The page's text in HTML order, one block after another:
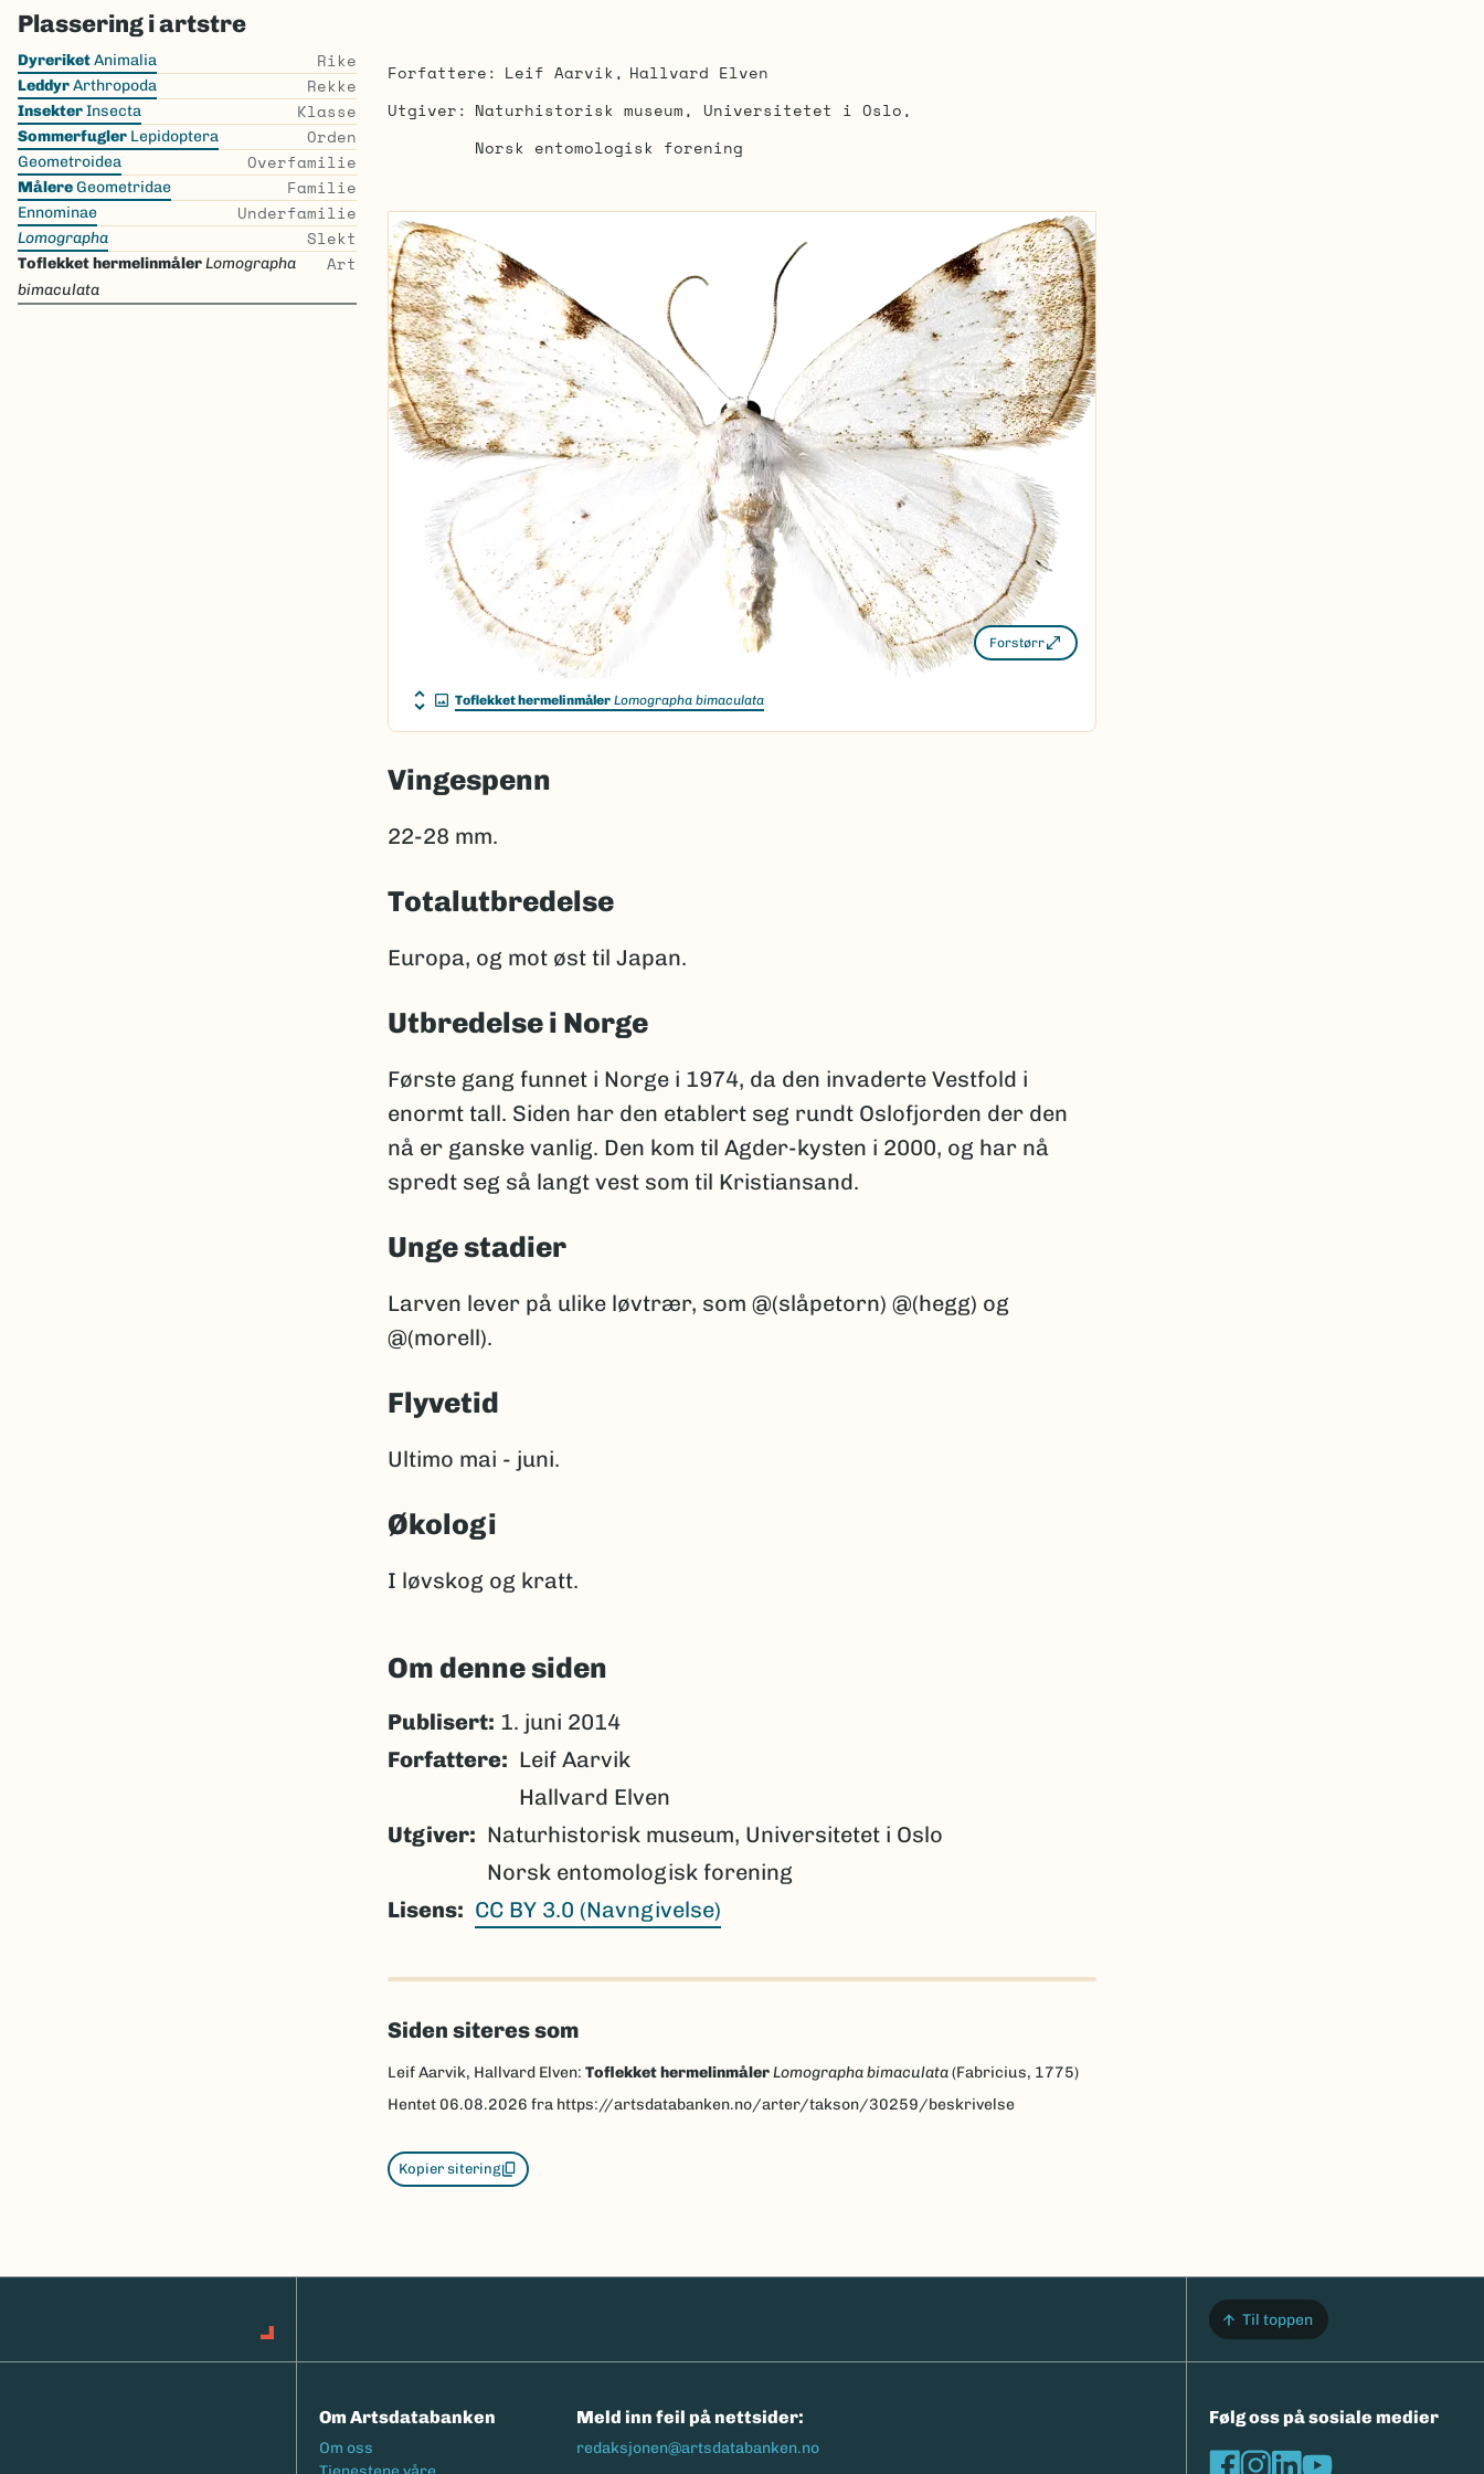
Plassering i artstre
Skip
the
list
DyreriketAnimalia Rike
LeddyrArthropoda Rekke
InsekterInsecta Klasse
Sommerfugler Lepidoptera Orden
Geometroidea Overfamilie
MålereGeometridae Familie
Ennominae Underfamilie
Lomographa Slekt
Toflekket hermelinmålerLomographa
bimaculata
Art
Forfattere Leif Aarvik
Hallvard Elven
Utgiver
Naturhistorisk museum, Universitetet i Oslo
Norsk entomologisk forening
Forstørr
Toflekket hermelinmåler Lomographa bimaculata
Vingespenn
22-28 mm.
Totalutbredelse
Europa, og mot øst til Japan.
Utbredelse i Norge
Første gang funnet i Norge i 1974, da den invaderte Vestfold i
enormt tall. Siden har den etablert seg rundt Oslofjorden der den
nå er ganske vanlig. Den kom til Agder-kysten i 2000, og har nå
spredt seg så langt vest som til Kristiansand.
Unge stadier
Larven lever på ulike løvtrær, som @(slåpetorn) @(hegg) og
@(morell).
Flyvetid
Ultimo mai - juni.
Økologi
I løvskog og kratt.
Om denne siden
Publisert: 1. juni 2014
Forfattere
Leif Aarvik
Hallvard Elven
Utgiver
Naturhistorisk museum, Universitetet i Oslo
Norsk entomologisk forening
Lisens
CC BY 3.0 (Navngivelse)
Siden siteres som
Leif Aarvik, Hallvard Elven: Toflekket hermelinmålerLomographa bimaculata(Fabricius, 1775)
Hentet 06.08.2026 fra https://artsdatabanken.no/arter/takson/30259/beskrivelse
Kopier sitering
Til toppen
Om Artsdatabanken
Footermeny
Om oss
Meld inn feil på nettsider:
redaksjonen@artsdatabanken.no
Følg oss på sosiale medier